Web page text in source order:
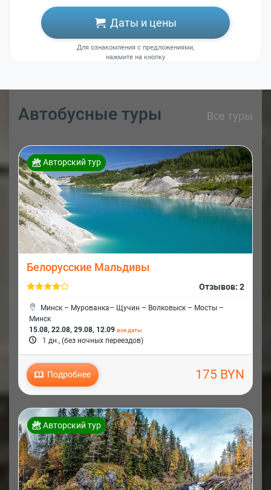
Даты и цены
Для ознакомления с предложениями,
нажмите на кнопку
Автобусные туры Все туры
Авторский тур
Белорусские Мальдивы
Отзывов: 2
Минск – Мурованка– Щучин – Волковыск – Мосты –
Минск
15.08, 22.08, 29.08, 12.09 все даты
1 дн., (без ночных переездов)
Подробнее 175 BYN
Авторский тур